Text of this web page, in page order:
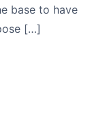
base to have
[…]